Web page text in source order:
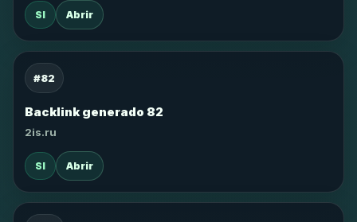
SI Abrir
#82
Backlink generado 82
2is.ru
SI Abrir